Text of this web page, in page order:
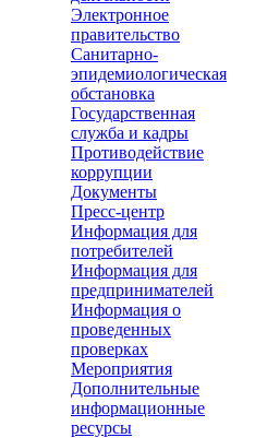
Электронное
правительство
Санитарно-
эпидемиологическая
обстановка
Государственная
служба и кадры
Противодействие
коррупции
Документы
Пресс-центр
Информация для
потребителей
Информация для
предпринимателей
Информация о
проведенных
проверках
Мероприятия
Дополнительные
информационные
ресурсы